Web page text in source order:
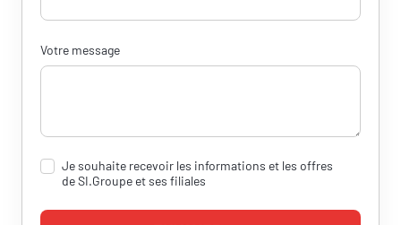
Votre message
Je souhaite recevoir les informations et les offres
de SI.Groupe et ses filiales